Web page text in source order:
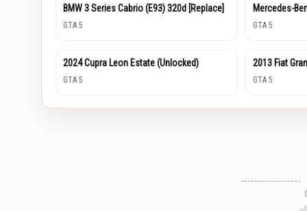
BMW 3 Series Cabrio (E93) 320d [Replace]
GTA 5
Mercedes-
GTA 5
2024 Cupra Leon Estate (Unlocked)
GTA 5
2013 Fiat
GTA 5